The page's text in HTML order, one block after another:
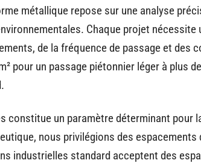
métallique repose sur une analyse
Chaque projet nécessite
de la fréquence de passage et des
pour un passage piétonnier léger à plus
constitue un paramètre déterminant pour
nous privilégions des
industrielles standard acceptent des